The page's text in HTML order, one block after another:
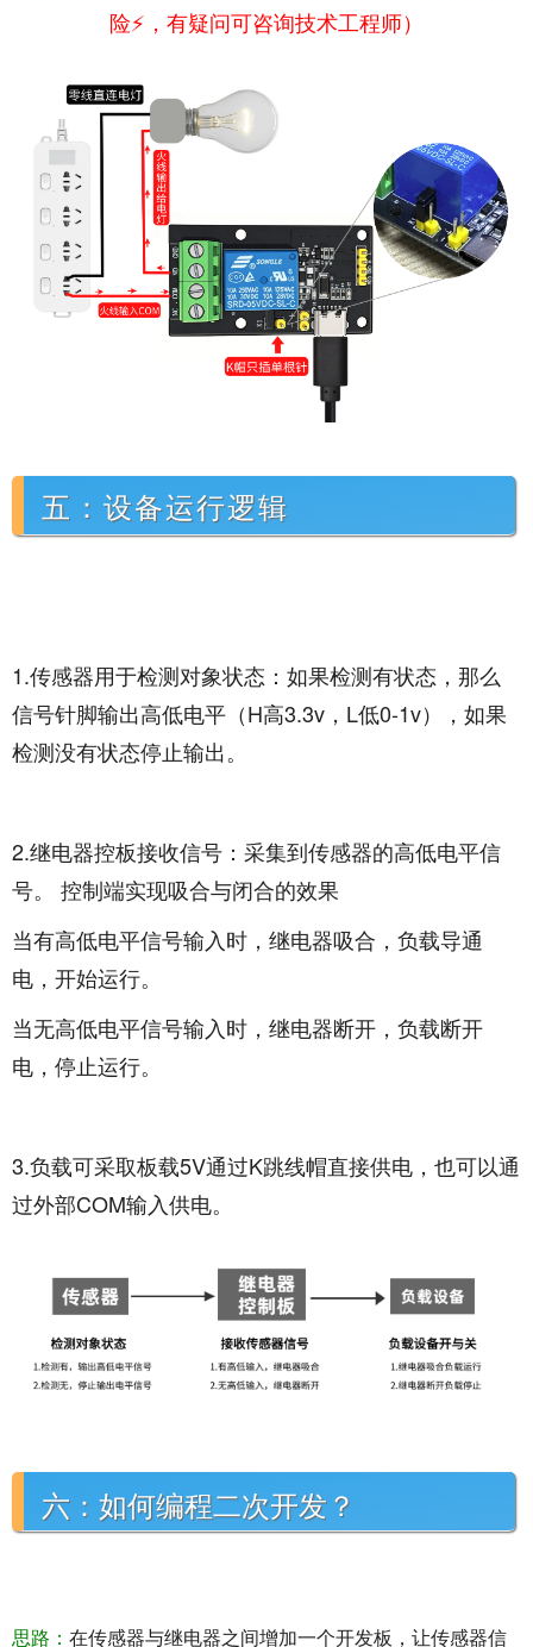
险⚡️，有疑问可咨询技术工程师）
五：设备运行逻辑
1.传感器用于检测对象状态：如果检测有状态，那么
信号针脚输出高低电平（H高3.3v，L低0-1v），如果
检测没有状态停止输出。
2.继电器控板接收信号：采集到传感器的高低电平信
号。 控制端实现吸合与闭合的效果
当有高低电平信号输入时，继电器吸合，负载导通
电，开始运行。
当无高低电平信号输入时，继电器断开，负载断开
电，停止运行。
3.负载可采取板载5V通过K跳线帽直接供电，也可以通
过外部COM输入供电。
六：如何编程二次开发？
思路： 在传感器与继电器之间增加一个开发板，让传感器信